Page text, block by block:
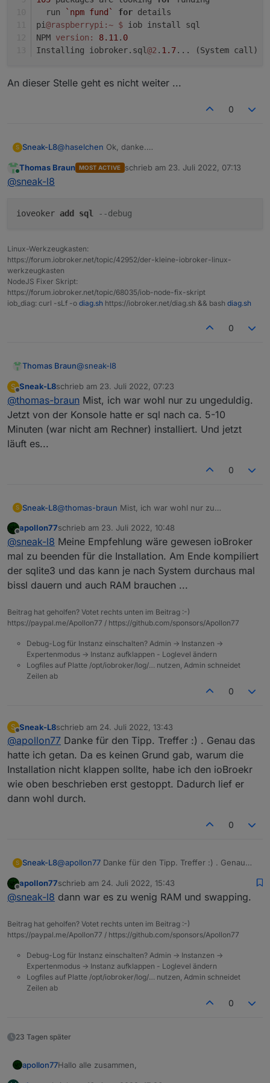
  run
`npm fund` for details
pi@raspberrypi:~ $ iob install sql
NPM version: 8.11. 0
Installing iobroker.sql@2 . 1.7... (System call)
An dieser Stelle geht es nicht weiter ...
0
S Sneak-L8@haselchen Ok, danke.
Aber bleibt dabei, die Installation läuft enfahcn icht
pi@raspberrypi:~ $ iob stop
host.raspberrypi object sql.admin deleted
105 packages are looking for funding
  run `npm fund` for details
pi@raspberrypi:~ $ iob install sql
NPM version: 8.11.0
Online
Thomas Braun MOST ACTIVE schrieb am 23. Juli 2022, 07:13
zuletzt editiert von
@sneak-l8
ioveoker add sql --debug
Linux-Werkzeugkasten:
https://forum.iobroker.net/topic/42952/der-kleine-iobroker-linux-
werkzeugkasten
NodeJS Fixer Skript:
https://forum.iobroker.net/topic/68035/iob-node-fix-skript
iob_diag: curl -sLf -o diag.sh https://iobroker.net/diag.sh && bash diag.sh
0
Thomas Braun@sneak-l8
S
Offline
Sneak-L8schrieb am 23. Juli 2022, 07:23
zuletzt editiert von
@thomas-braun Mist, ich war wohl nur zu ungeduldig.
Jetzt von der Konsole hatte er sql nach ca. 5-10
Minuten (war nicht am Rechner) installiert. Und jetzt
läuft es...
0
S Sneak-L8@thomas-braun Mist, ich war wohl nur zu
ca. 5-10 Minuten (war nicht am Rechner) installiert.
Und jetzt läuft es...
Offline
apollon77schrieb am 23. Juli 2022, 10:48
zuletzt editiert von
@sneak-l8 Meine Empfehlung wäre gewesen ioBroker
mal zu beenden für die Installation. Am Ende kompiliert
der sqlite3 und das kann je nach System durchaus mal
bissl dauern und auch RAM brauchen ...
Beitrag hat geholfen? Votet rechts unten im Beitrag :-)
https://paypal.me/Apollon77 / https://github.com/sponsors/Apollon77
Debug-Log für Instanz einschalten? Admin -> Instanzen ->
Expertenmodus -> Instanz aufklappen - Loglevel ändern
Logfiles auf Platte /opt/iobroker/log/… nutzen, Admin schneidet
Zeilen ab
0
S
Offline
Sneak-L8schrieb am 24. Juli 2022, 13:43
zuletzt editiert von
@apollon77 Danke für den Tipp. Treffer :) . Genau das
hatte ich getan. Da es keinen Grund gab, warum die
Installation nicht klappen sollte, habe ich den ioBroekr
wie oben beschrieben erst gestoppt. Dadurch lief er
dann wohl durch.
0
S Sneak-L8@apollon77 Danke für den Tipp. Treffer :) . Genau
die Installation nicht klappen sollte, habe ich den
ioBroekr wie oben beschrieben erst gestoppt.
Offline
apollon77schrieb am 24. Juli 2022, 15:43
zuletzt editiert von
@sneak-l8 dann war es zu wenig RAM und swapping.
Beitrag hat geholfen? Votet rechts unten im Beitrag :-)
https://paypal.me/Apollon77 / https://github.com/sponsors/Apollon77
Debug-Log für Instanz einschalten? Admin -> Instanzen ->
Expertenmodus -> Instanz aufklappen - Loglevel ändern
Logfiles auf Platte /opt/iobroker/log/… nutzen, Admin schneidet
Zeilen ab
0
23 Tagen später
apollon77Hallo alle zusammen,